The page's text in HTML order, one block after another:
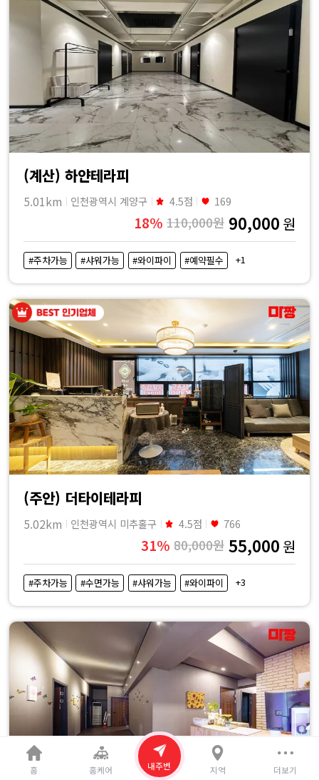
(계산) 하얀테라피
5.01km 인천광역시 계양구 4.5점 169
18% 110,000원 90,000 원
#주차가능 #샤워가능 #와이파이 #예약필수 +1
(주안) 더타이테라피
5.02km 인천광역시 미추홀구 4.5점 766
31% 80,000원 55,000 원
#주차가능 #수면가능 #샤워가능 #와이파이 +3
홈 홈케어 내주변 지역 더보기